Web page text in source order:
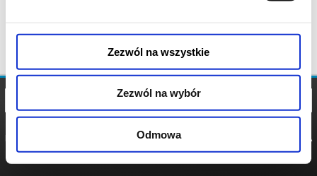
Zezwól na wszystkie
Zezwól na wybór
Odmowa
POLITYKA
POLITYKA